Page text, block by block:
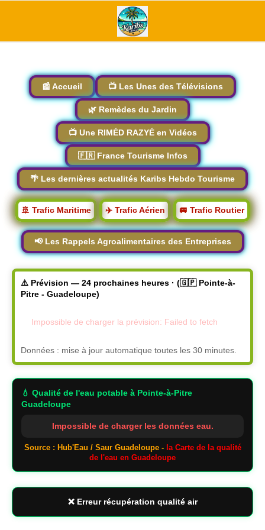
📰 Accueil 📺 Les Unes des Télévisions
🌿 Remèdes du Jardin
📺 Une RIMÉD RAZYÉ en Vidéos
🇫🇷 France Tourisme Infos
🌴 Les dernières actualités Karibs Hebdo Tourisme
🚢 Trafic Maritime ✈️ Trafic Aérien 🚐 Trafic Routier
📢 Les Rappels Agroalimentaires des Entreprises
⚠️ Prévision — 24 prochaines heures · (🇬🇵 Pointe-à-
Pitre - Guadeloupe)
Impossible de charger la prévision: Failed to fetch
Données : mise à jour automatique toutes les 30 minutes.
💧 Qualité de l'eau potable à Pointe-à-Pitre
Guadeloupe
Impossible de charger les données eau.
Source : Hub'Eau / Saur Guadeloupe - la Carte de la qualité
de l'eau en Guadeloupe
❌ Erreur récupération qualité air